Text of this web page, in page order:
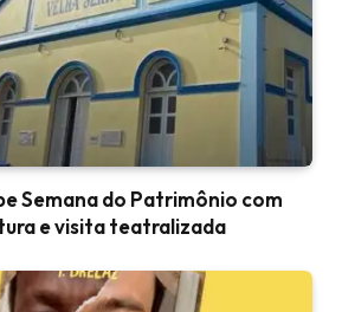
Semana do Patrimônio com
e visita teatralizada